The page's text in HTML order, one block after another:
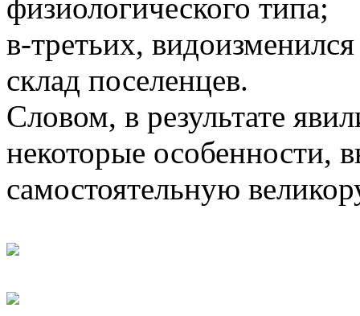
физиологического типа;
в-третьих,
склад поселенцев.
Словом, в результате
некоторые особенности,
самостоятельную